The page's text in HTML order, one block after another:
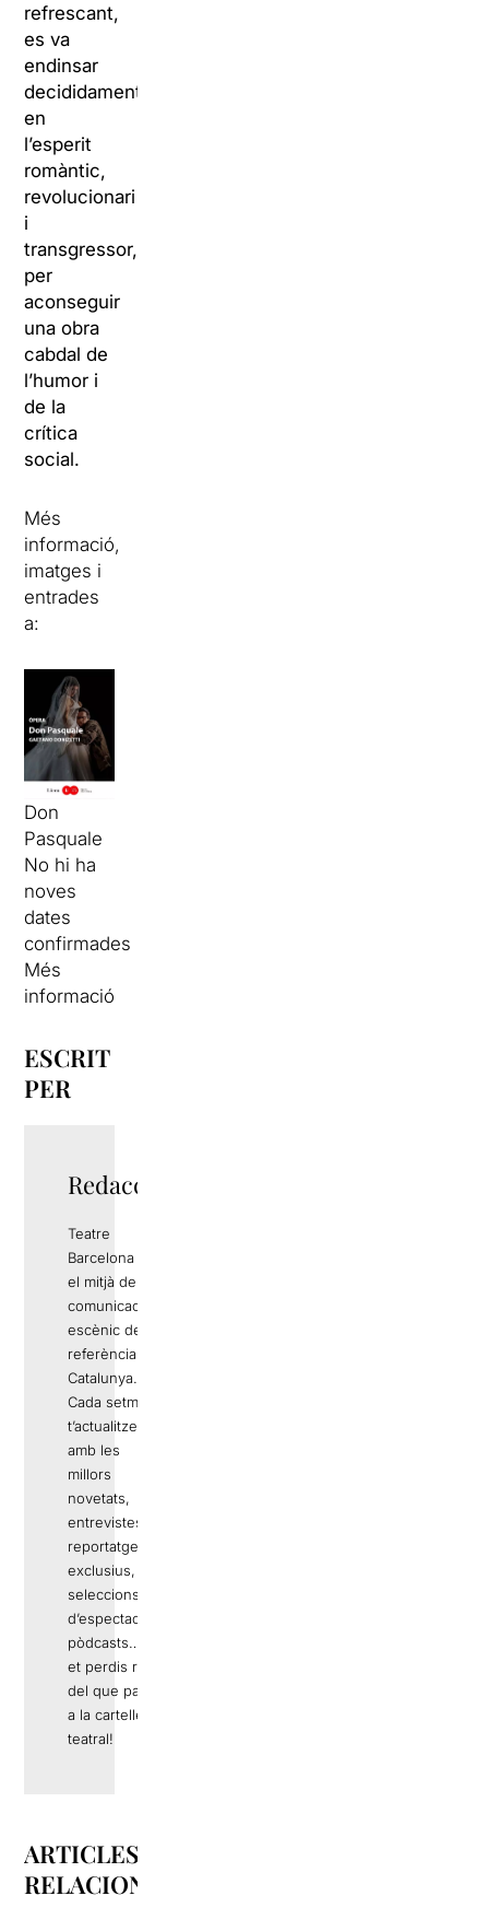
refrescant,
es va
endinsar
decididament
en
l’esperit
romàntic,
revolucionari
i
transgressor,
per
aconseguir
una obra
cabdal de
l’humor i
de la
crítica
social.
Més
informació,
imatges i
entrades
a:
Don
Pasquale
No hi ha
noves
dates
confirmades
Més
informació
ESCRIT
PER
Redacció
Teatre
Barcelona és
el mitjà de
comunicació
escènic de
referència a
Catalunya.
Cada setmana
t’actualitzem
amb les
millors
novetats,
entrevistes,
reportatges
exclusius,
seleccions
d’espectacles,
pòdcasts… No
et perdis res
del que passa
a la cartellera
teatral!
ARTICLES
RELACIONATS